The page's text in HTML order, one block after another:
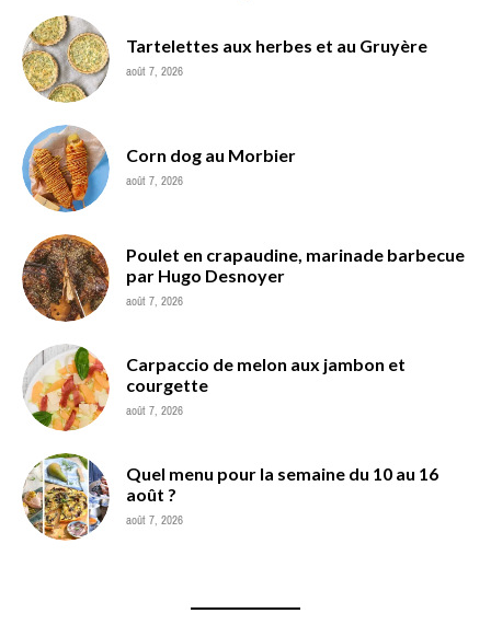
Tartelettes aux herbes et au Gruyère
août 7, 2026
Corn dog au Morbier
août 7, 2026
Poulet en crapaudine, marinade barbecue
par Hugo Desnoyer
août 7, 2026
Carpaccio de melon aux jambon et
courgette
août 7, 2026
Quel menu pour la semaine du 10 au 16
août ?
août 7, 2026